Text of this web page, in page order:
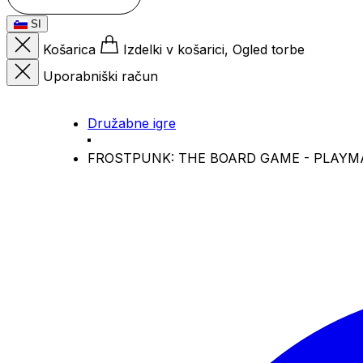
SI
Košarica
Izdelki v košarici, Ogled torbe
Uporabniški račun
Družabne igre
FROSTPUNK: THE BOARD GAME -